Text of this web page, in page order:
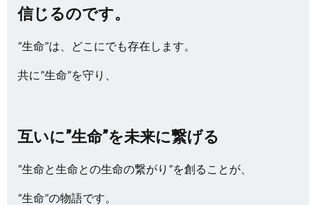
信じるのです。
”生命”は、どこにでも存在します。
共に”生命”を守り、
互いに”生命”を未来に繋げる
”生命と生命との生命の繋がり”を創ることが、
”生命”の物語です。